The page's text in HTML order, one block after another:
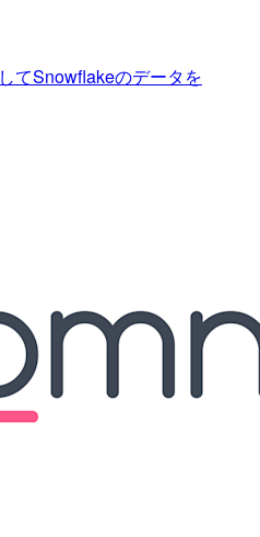
てSnowflakeのデータを